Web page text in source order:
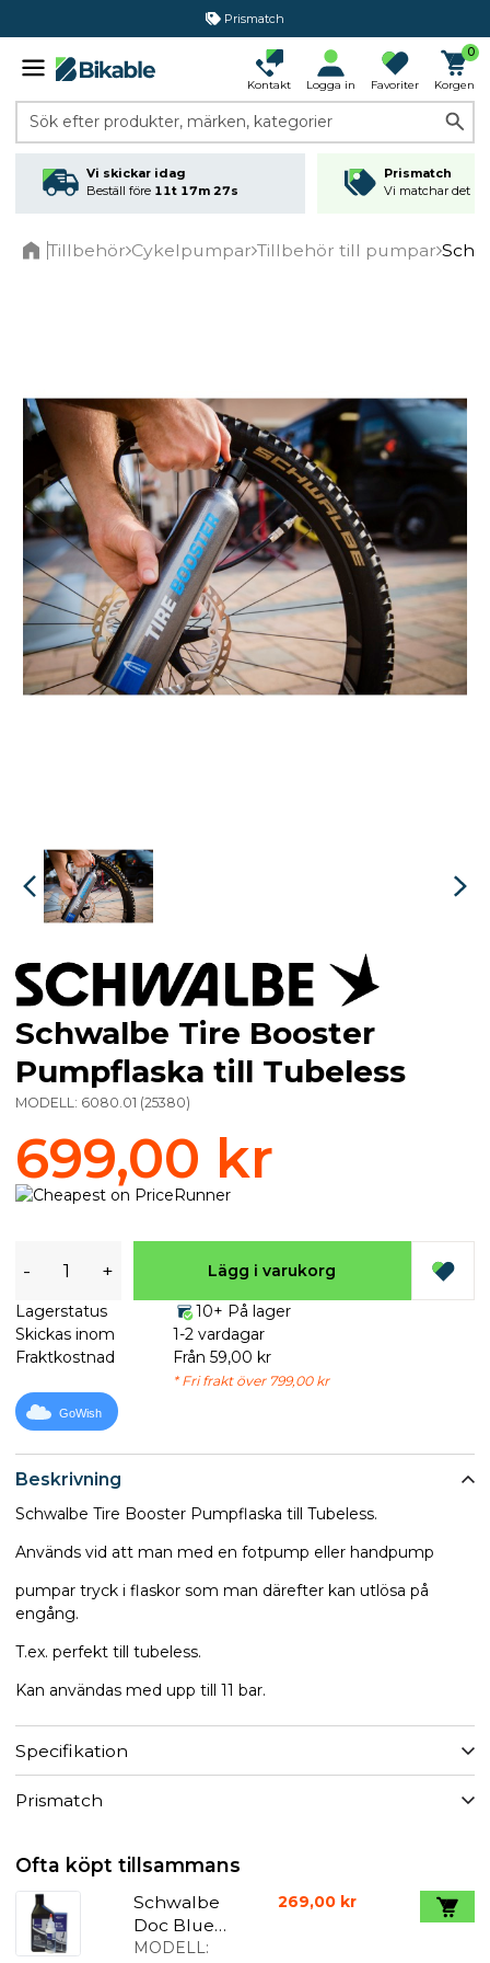
Prismatch
Kontakt Logga in Favoriter
0
Korgen
Sök efter produkter, märken, kategorier
Vi skickar idag
Beställ före 11t 17m 27s
Prismatch
Vi matchar det
Tillbehör Cykelpumpar Tillbehör till pumpar
Beskrivning
Schwalbe Tire Booster Pumpflaska till Tubeless.
Används vid att man med en fotpump eller handpump
pumpar tryck i flaskor som man därefter kan utlösa på
engång.
T.ex. perfekt till tubeless.
Kan användas med upp till 11 bar.
Specifikation
Prismatch
Schwalbe Tire Booster
Pumpflaska till Tubeless
MODELL: 6080.01 (25380)
699,00 kr
- + Lägg i varukorg
Lagerstatus
10+ På lager
Skickas inom
1-2 vardagar
Fraktkostnad
Från 59,00 kr
* Fri frakt över 799,00 kr
GoWish
Ofta köpt tillsammans
Schwalbe
Doc Blue
punktering
MODELL:
269,00 kr